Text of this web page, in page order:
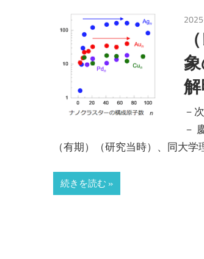
－
－
（有期）（研究当時）、同大
続きを読む